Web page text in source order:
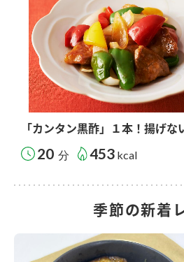
「カンタン黒酢」１本！揚げな
20 分 453 kcal
季節の新着